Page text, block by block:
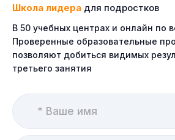
Школа лидера для подростков
В 50 учебных центрах и онлайн по
Проверенные образовательные
позволяют добиться видимых
третьего занятия